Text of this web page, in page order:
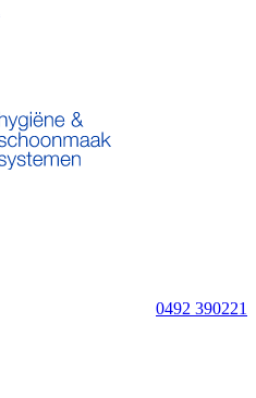
0492 390221